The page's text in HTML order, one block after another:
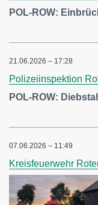
POL-ROW:
21.06.2026 – 17:28
Polizeiinspektion
POL-ROW:
07.06.2026 – 11:49
Kreisfeuerwehr